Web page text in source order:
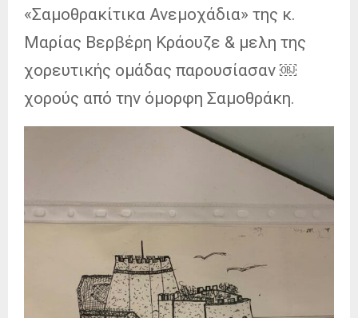
«Σαμοθρακίτικα Ανεμοχάδια» της κ.
Μαρίας Βερβέρη Κράουζε & μελη της
χορευτικής ομάδας παρουσίασαν ￼
χορούς από την όμορφη Σαμοθράκη.